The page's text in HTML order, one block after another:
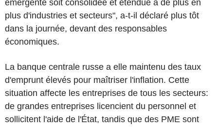
émergente soit consolidée et étendue à de plus en
plus d'industries et secteurs", a-t-il déclaré plus tôt
dans la journée, devant des responsables
économiques.
La banque centrale russe a elle maintenu des taux
d'emprunt élevés pour maîtriser l'inflation. Cette
situation affecte les entreprises de tous les secteurs:
de grandes entreprises licencient du personnel et
sollicitent l'aide de l'État, tandis que des PME sont